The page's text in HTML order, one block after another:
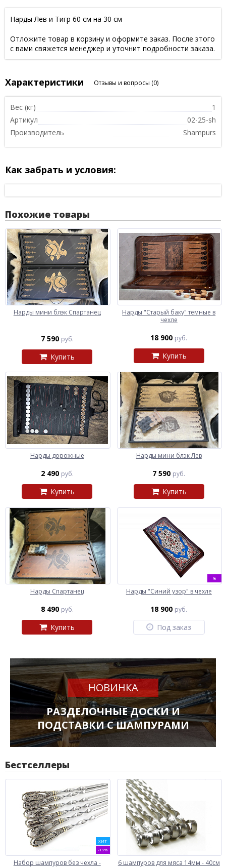
Нарды Лев и Тигр 60 см на 30 см
Отложите товар в корзину и оформите заказ. После этого
с вами свяжется менеджер и уточнит подробности заказа.
Характеристики Отзывы и вопросы (0)
Вес (кг)
1
Артикул
02-25-sh
Производитель
Shampurs
Как забрать и условия:
Похожие товары
Нарды мини блэк Спартанец
7 590 руб.
Купить
Нарды "Старый баку" темные в
чехле
18 900 руб.
Купить
Нарды дорожные
2 490 руб.
Купить
Нарды мини блэк Лев
7 590 руб.
Купить
Нарды Спартанец
8 490 руб.
Купить
%
Нарды "Синий узор" в чехле
18 900 руб.
Под заказ
НОВИНКА
РАЗДЕЛОЧНЫЕ ДОСКИ И
ПОДСТАВКИ С ШАМПУРАМИ
Бестселлеры
ХИТ
-19%
Набор шампуров без чехла -
6 шампуров для мяса 14мм - 40см